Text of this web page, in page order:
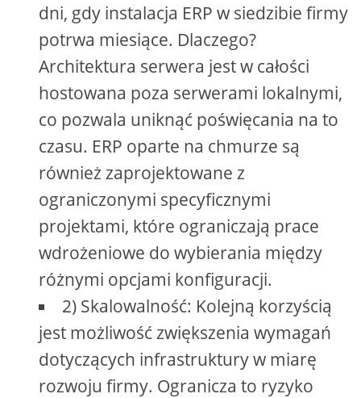
dni, gdy instalacja ERP w siedzibie firmy
potrwa miesiące. Dlaczego?
Architektura serwera jest w całości
hostowana poza serwerami lokalnymi,
co pozwala uniknąć poświęcania na to
czasu. ERP oparte na chmurze są
również zaprojektowane z
ograniczonymi specyficznymi
projektami, które ograniczają prace
wdrożeniowe do wybierania między
różnymi opcjami konfiguracji.
2) Skalowalność: Kolejną korzyścią
jest możliwość zwiększenia wymagań
dotyczących infrastruktury w miarę
rozwoju firmy. Ogranicza to ryzyko